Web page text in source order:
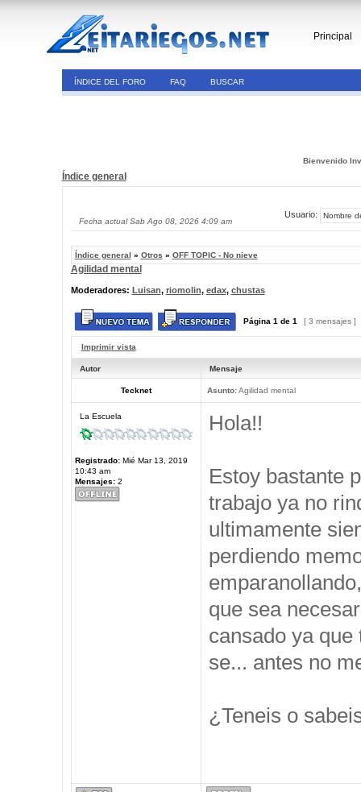
Principal
ÍNDICE DEL FORO FAQ BUSCAR
Bienvenido
Índice general
Fecha actual Sab Ago 08, 2026 4:09 am
Usuario:
Índice general » Otros » OFF TOPIC - No nieve
Agilidad mental
Moderadores: Luisan, riomolin, edax, chustas
Página 1 de 1 [ 3 mensajes ]
Imprimir vista
Autor Mensaje
Tecknet Asunto:Agilidad mental
La Escuela
Registrado:Mié Mar 13, 2019
10:43 am
Mensajes:2
Hola!!
Estoy bastante
trabajo ya no
ultimamente
perdiendo
que sea
cansado ya
se... antes no
¿Teneis o